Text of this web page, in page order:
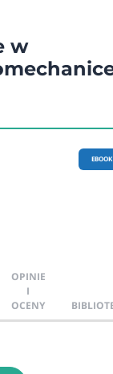
w
EBOOK
OPINIE
I
OCENY